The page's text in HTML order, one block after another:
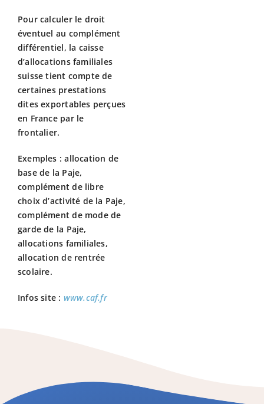
Pour calculer le droit
éventuel au complément
différentiel, la caisse
d’allocations familiales
suisse tient compte de
certaines prestations
dites exportables perçues
en France par le
frontalier.
Exemples : allocation de
base de la Paje,
complément de libre
choix d’activité de la Paje,
complément de mode de
garde de la Paje,
allocations familiales,
allocation de rentrée
scolaire.
Infos site : www.caf.fr